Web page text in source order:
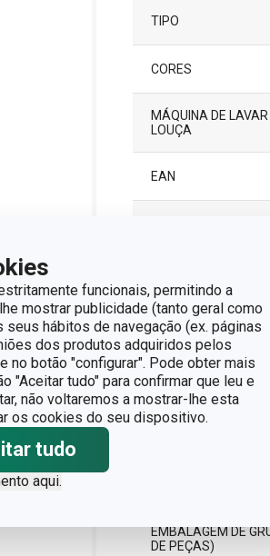
funcionais, permitindo a
mostrar publicidade (tanto geral como
hábitos de navegação (ex. páginas
dos produtos adquiridos pelos
botão "configurar". Pode obter mais
"Aceitar tudo" para confirmar que leu e
não voltaremos a mostrar-lhe esta
os cookies do seu dispositivo.
tudo
aqui.
TIPO
CORES
MÁQUINA DE LAVAR
LOUÇA
EAN
Pacote
LARGURA (CM)
ALTURA (CM)
PESO INCLUINDO
EMBALAGEM DE
DE PEÇAS)